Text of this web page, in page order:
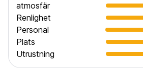
atmosfär
Renlighet
Personal
Plats
Utrustning